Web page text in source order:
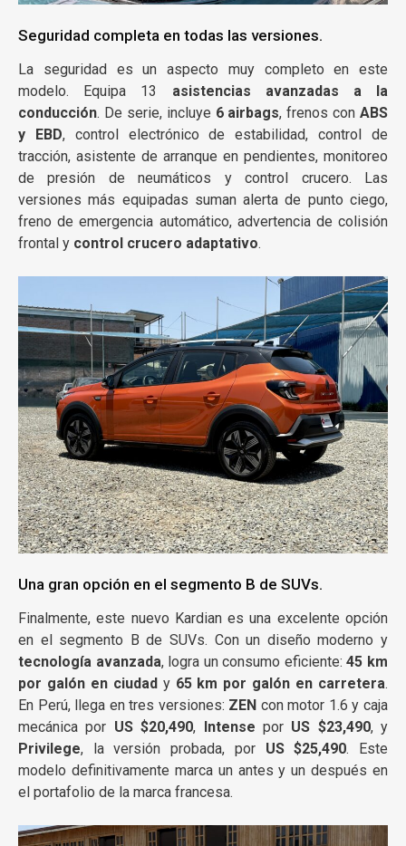
Seguridad completa en todas las versiones.
La seguridad es un aspecto muy completo en este
modelo. Equipa 13 asistencias avanzadas a la
conducción. De serie, incluye 6 airbags, frenos con ABS
y EBD, control electrónico de estabilidad, control de
tracción, asistente de arranque en pendientes, monitoreo
de presión de neumáticos y control crucero. Las
versiones más equipadas suman alerta de punto ciego,
freno de emergencia automático, advertencia de colisión
frontal y control crucero adaptativo.
Una gran opción en el segmento B de SUVs.
Finalmente, este nuevo Kardian es una excelente opción
en el segmento B de SUVs. Con un diseño moderno y
tecnología avanzada, logra un consumo eficiente:45 km
por galón en ciudad y 65 km por galón en carretera.
En Perú, llega en tres versiones: ZEN con motor 1.6 y caja
mecánica por US $20,490, Intense por US $23,490, y
Privilege, la versión probada, por US $25,490. Este
modelo definitivamente marca un antes y un después en
el portafolio de la marca francesa.